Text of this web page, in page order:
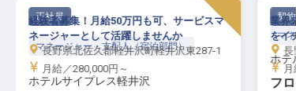
正社員
マネージャー・支配人（宿泊部門）
ホテルサイプレス軽井沢
経験者募集！月給50万円も可、サービスマ
ネージャーとして活躍しませんか
長野県北佐久郡軽井沢町軽井沢東287-1
月給／280,000円～
契約
マ
ホテ
フ
業界
をイ
長